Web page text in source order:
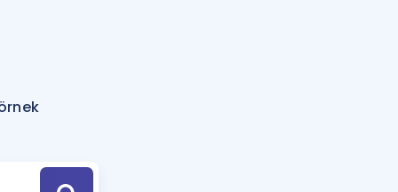
Hesaplama Aracı
için Öneriler
Tek Takvimde